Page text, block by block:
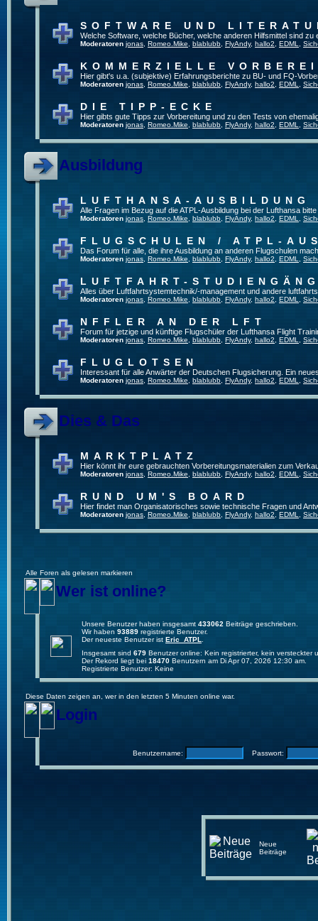
SOFTWARE UND
Welche Software, welche Bücher, welche anderen Hilfsmittel sind zu
Moderatoren jonas Romeo.Mike blablubb FlyAndy, hallo2 EDML
KOMMERZIELLE
Hier gibt's u.a. (subjektive) Erfahrungsberichte zu BU- und FQ-
Moderatoren jonas Romeo.Mike blablubb FlyAndy, hallo2 EDML
DIE TIPP-ECKE
Hier gibts gute Tipps zur Vorbereitung und zu den Tests von
Moderatoren jonas Romeo.Mike blablubb FlyAndy, hallo2 EDML
Ausbildung
LUFTHANSA-AUSBILDUNG
Alle Fragen im Bezug auf die ATPL-Ausbildung bei der Lufthansa
Moderatoren jonas Romeo.Mike blablubb FlyAndy, hallo2 EDML
FLUGSCHULEN / ATPL-
Das Forum für alle, die ihre Ausbildung an anderen Flugschulen
Moderatoren jonas Romeo.Mike blablubb FlyAndy, hallo2 EDML
LUFTFAHRT-
Alles über Luftfahrtsystemtechnik/-management und andere
Moderatoren jonas Romeo.Mike blablubb FlyAndy, hallo2 EDML
NFFLER AN DER LFT
Forum für jetzige und künftige Flugschüler der Lufthansa Flight
Moderatoren jonas Romeo.Mike blablubb FlyAndy, hallo2 EDML
FLUGLOTSEN
Interessant für alle Anwärter der Deutschen Flugsicherung. Ein
Moderatoren jonas Romeo.Mike blablubb FlyAndy, hallo2 EDML
Dies & Das
MARKTPLATZ
Hier könnt ihr eure gebrauchten Vorbereitungsmaterialien zum
Moderatoren jonas Romeo.Mike blablubb FlyAndy, hallo2 EDML
RUND UM'S BOARD
Hier findet man Organisatorisches sowie technische Fragen und
Moderatoren jonas Romeo.Mike blablubb FlyAndy, hallo2 EDML
Alle Foren als gelesen markieren
Wer ist online?
Unsere Benutzer haben insgesamt 433062 Beiträge geschrieben.
Wir haben 93889 registrierte Benutzer.
Der neueste Benutzer ist Eric_ATPL
Insgesamt sind 679 Benutzer online: Kein registrierter, kein
Der Rekord liegt bei 18470 Benutzern am Di Apr 07, 2026 12:30 am.
Registrierte Benutzer: Keine
Diese Daten zeigen an, wer in den letzten 5 Minuten online war.
Login
Benutzername: Passwort:
Neue
Beiträge